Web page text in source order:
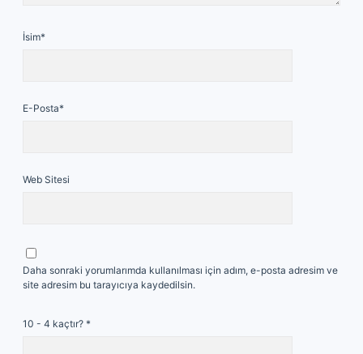
İsim*
E-Posta*
Web Sitesi
Daha sonraki yorumlarımda kullanılması için adım, e-posta adresim ve
site adresim bu tarayıcıya kaydedilsin.
10 - 4 kaçtır? *